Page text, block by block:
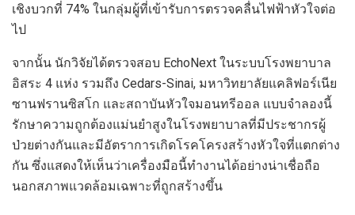
เชิงบวกที่ 74% ในกลุ่มผู้ที่เข้ารับการตรวจคลื่นไฟฟ้าหัวใจต่อ
ไป
จากนั้น นักวิจัยได้ตรวจสอบ EchoNext ในระบบโรงพยาบาล
อิสระ 4 แห่ง รวมถึง Cedars-Sinai, มหาวิทยาลัยแคลิฟอร์เนีย
ซานฟรานซิสโก และสถาบันหัวใจมอนทรีออล แบบจำลองนี้
รักษาความถูกต้องแม่นยำสูงในโรงพยาบาลที่มีประชากรผู้
ป่วยต่างกันและมีอัตราการเกิดโรคโครงสร้างหัวใจที่แตกต่าง
กัน ซึ่งแสดงให้เห็นว่าเครื่องมือนี้ทำงานได้อย่างน่าเชื่อถือ
นอกสภาพแวดล้อมเฉพาะที่ถูกสร้างขึ้น